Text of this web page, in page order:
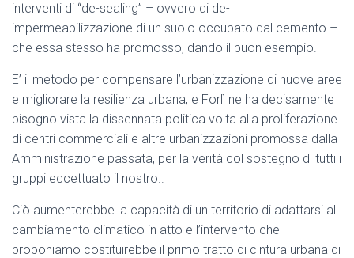
interventi di “de-sealing” – ovvero di de-
impermeabilizzazione di un suolo occupato dal cemento –
che essa stesso ha promosso, dando il buon esempio.
E’ il metodo per compensare l’urbanizzazione di nuove aree
e migliorare la resilienza urbana, e Forlì ne ha decisamente
bisogno vista la dissennata politica volta alla proliferazione
di centri commerciali e altre urbanizzazioni promossa dalla
Amministrazione passata, per la verità col sostegno di tutti i
gruppi eccettuato il nostro..
Ciò aumenterebbe la capacità di un territorio di adattarsi al
cambiamento climatico in atto e l’intervento che
proponiamo costituirebbe il primo tratto di cintura urbana di